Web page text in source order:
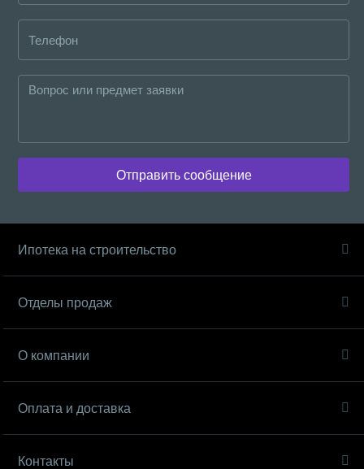
Отправить сообщение
Ипотека на строительство
Отделы продаж
О компании
Оплата и доставка
Контакты